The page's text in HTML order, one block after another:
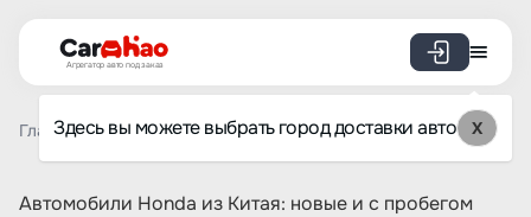
Агрегатор авто под заказ
Здесь вы можете выбрать город доставки авто X
Главная Список брендов Honda
Автомобили Honda из Китая: новые и с пробегом